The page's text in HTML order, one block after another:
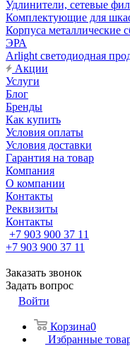
Удлинители, сетевые
Комплектующие для
Корпуса металлические
ЭРА
Arlight светодиодная
Акции
Услуги
Блог
Бренды
Как купить
Условия оплаты
Условия доставки
Гарантия на товар
Компания
О компании
Контакты
Реквизиты
Контакты
+7 903 900 37 11
+7 903 900 37 11
Заказать звонок
Задать вопрос
Войти
Корзина0
Избранные